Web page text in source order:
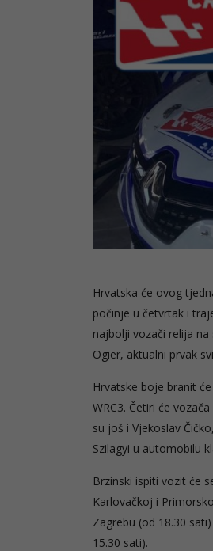
Hrvatska će ovog
počinje u četvrtak i
najbolji vozači relija
Ogier, aktualni prvak
Hrvatske boje branit
WRC3. Četiri će
su još i Vjekoslav
Szilagyi u automobilu
Brzinski ispiti vozit će
Karlovačkoj i
Zagrebu (od 18.30
15.30 sati).